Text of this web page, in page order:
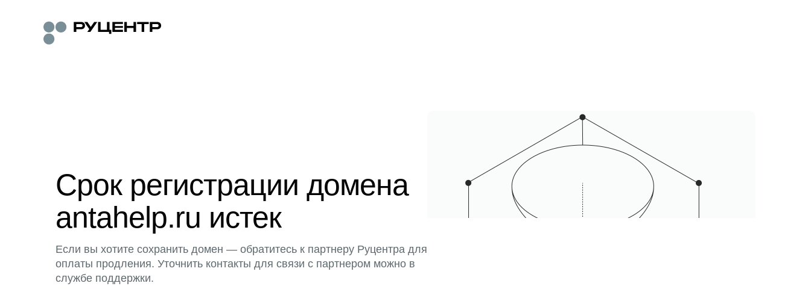
Срок регистрации домена
antahelp.ru истек
Если вы хотите сохранить домен — обратитесь к партнеру Руцентра для
оплаты продления. Уточнить контакты для связи с партнером можно в
службе поддержки.